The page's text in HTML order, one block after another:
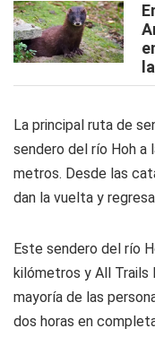
La principal ruta de
sendero del río Hoh a
metros. Desde las
dan la vuelta y
Este sendero del río
kilómetros y All Trails
mayoría de las
dos horas en